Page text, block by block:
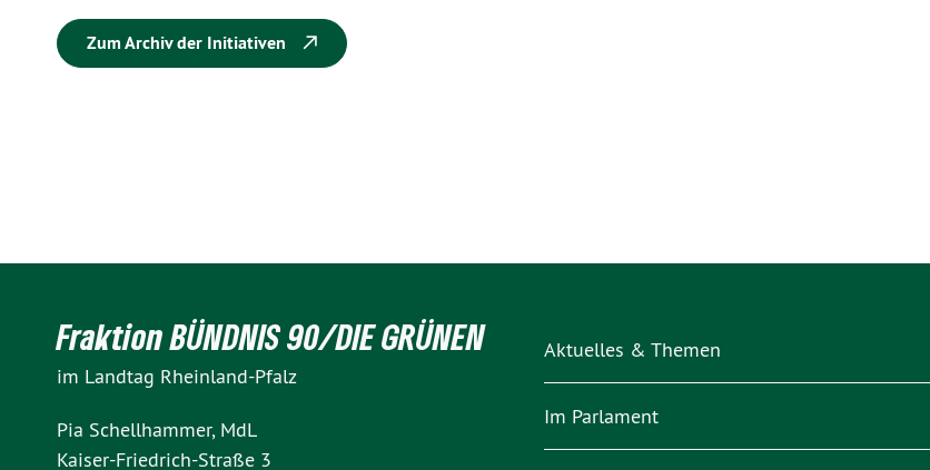
Zum Archiv der Initiativen
Fraktion BÜNDNIS 90/DIE GRÜNEN
im Landtag Rheinland-Pfalz
Pia Schellhammer, MdL
Kaiser-Friedrich-Straße 3
Aktuelles & Themen
Im Parlament